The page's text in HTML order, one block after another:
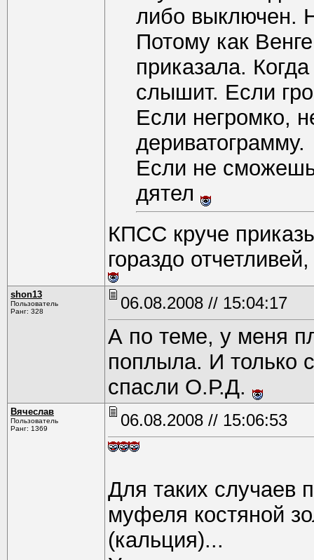
либо выключен.
Потому как
приказала.
слышит. Если
Если негромко,
дериватограмму.
Если не
дятел
КПСС круче
гораздо
shon13
Пользователь
Ранг: 328
06.08.2008 // 15:04:17
А по теме, у меня
поплыла. И только
спасли О.Р.Д.
Вячеслав
Пользователь
Ранг: 1369
06.08.2008 // 15:06:53
Для таких случаев
муфеля костяной
(кальция)...